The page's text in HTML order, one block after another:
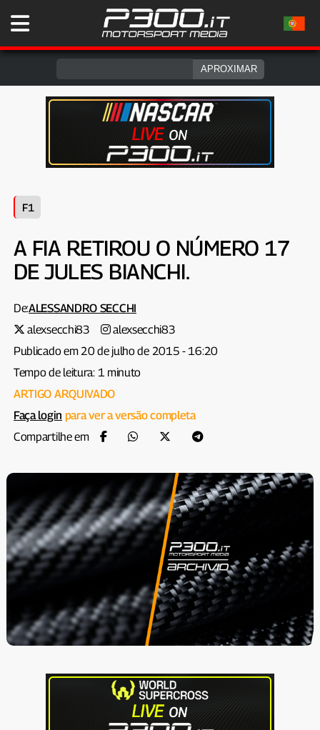
F1
A FIA RETIROU O NÚMERO 17
DE JULES BIANCHI.
De:ALESSANDRO SECCHI
alexsecchi83
alexsecchi83
Publicado em 20 de julho de 2015 - 16:20
Tempo de leitura: 1 minuto
ARTIGO ARQUIVADO
Faça login para ver a versão completa
Compartilhe em